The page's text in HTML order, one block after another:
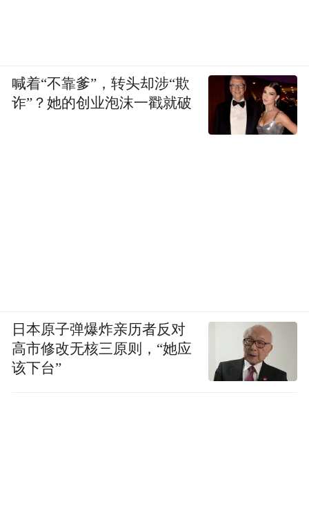
喊着“不靠爹”，转头却涉“欺
诈”？她的创业泡沫一戳就破
日本原子弹爆炸亲历者反对
高市修改无核三原则，“她应
该下台”